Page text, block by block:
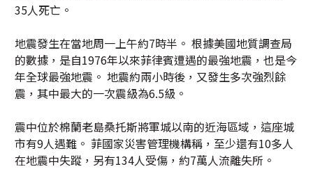
35人死亡。
地震發生在當地周一上午約7時半。 根據美國地質調查局
的數據，是自1976年以來菲律賓遭遇的最強地震，也是今
年全球最強地震。 地震約兩小時後，又發生多次強烈餘
震，其中最大的一次震級為6.5級。
震中位於棉蘭老島桑托斯將軍城以南的近海區域，這座城
市有9人遇難。 菲國家災害管理機構稱，至少還有10多人
在地震中失蹤，另有134人受傷，約7萬人流離失所。